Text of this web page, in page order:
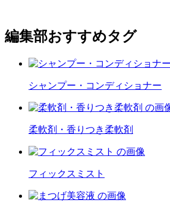
編集部おすすめタグ
シャンプー・コンディショナー
柔軟剤・香りつき柔軟剤
フィックスミスト